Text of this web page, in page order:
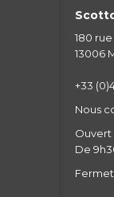
180
13006
+33
Nous
Ouvert
De